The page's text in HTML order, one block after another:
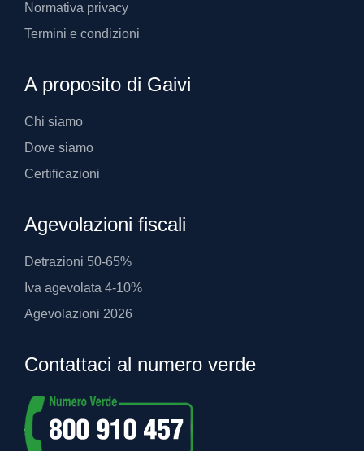
Normativa privacy
Termini e condizioni
A proposito di Gaivi
Chi siamo
Dove siamo
Certificazioni
Agevolazioni fiscali
Detrazioni 50-65%
Iva agevolata 4-10%
Agevolazioni 2026
Contattaci al numero verde